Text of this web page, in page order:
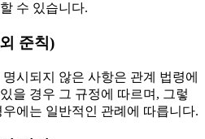
수 있습니다.
준칙)
시되지 않은 사항은 관계 법령에
을 경우 그 규정에 따르며, 그렇
우에는 일반적인 관례에 따릅니다.